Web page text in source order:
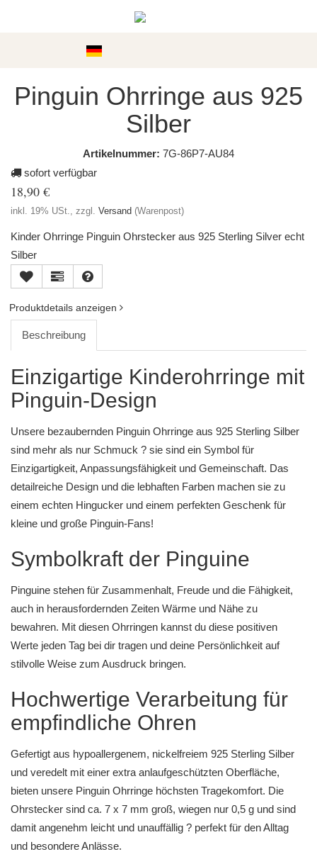
Pinguin Ohrringe aus 925
Silber
Artikelnummer: 7G-86P7-AU84
sofort verfügbar
18,90 €
inkl. 19% USt., zzgl. Versand (Warenpost)
Kinder Ohrringe Pinguin Ohrstecker aus 925 Sterling Silver echt
Silber
Produktdetails anzeigen
Beschreibung
Einzigartige Kinderohrringe mit
Pinguin-Design
Unsere bezaubernden Pinguin Ohrringe aus 925 Sterling Silber
sind mehr als nur Schmuck ? sie sind ein Symbol für
Einzigartigkeit, Anpassungsfähigkeit und Gemeinschaft. Das
detailreiche Design und die lebhaften Farben machen sie zu
einem echten Hingucker und einem perfekten Geschenk für
kleine und große Pinguin-Fans!
Symbolkraft der Pinguine
Pinguine stehen für Zusammenhalt, Freude und die Fähigkeit,
auch in herausfordernden Zeiten Wärme und Nähe zu
bewahren. Mit diesen Ohrringen kannst du diese positiven
Werte jeden Tag bei dir tragen und deine Persönlichkeit auf
stilvolle Weise zum Ausdruck bringen.
Hochwertige Verarbeitung für
empfindliche Ohren
Gefertigt aus hypoallergenem, nickelfreiem 925 Sterling Silber
und veredelt mit einer extra anlaufgeschützten Oberfläche,
bieten unsere Pinguin Ohrringe höchsten Tragekomfort. Die
Ohrstecker sind ca. 7 x 7 mm groß, wiegen nur 0,5 g und sind
damit angenehm leicht und unauffällig ? perfekt für den Alltag
und besondere Anlässe.